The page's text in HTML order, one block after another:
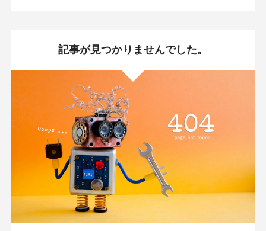
記事が見つかりませんでした。